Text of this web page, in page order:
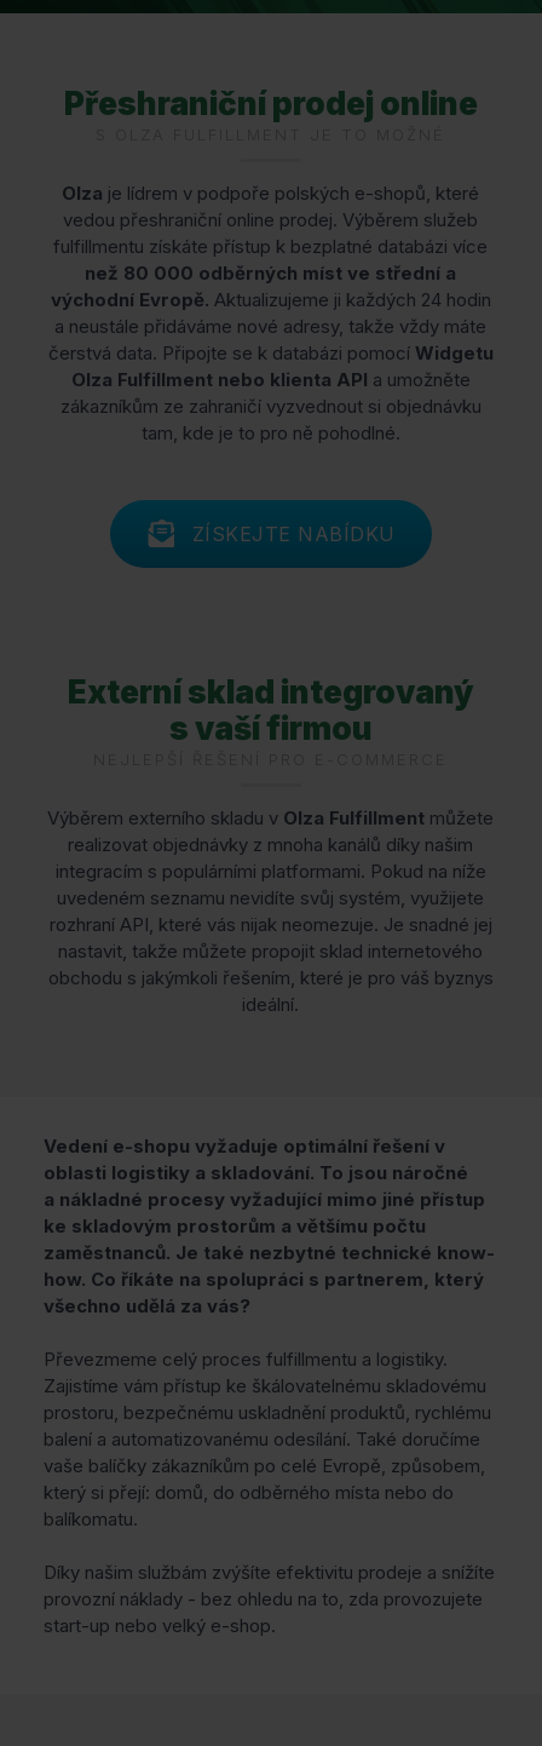
Přeshraniční prodej online
Olza je lídrem v podpoře polských e-shopů, které
vedou přeshraniční online prodej. Výběrem služeb
fulfillmentu získáte přístup k bezplatné databázi více
než 80 000 odběrných míst ve střední a
východní Evropě. Aktualizujeme ji každých 24 hodin
a neustále přidáváme nové adresy, takže vždy máte
čerstvá data. Připojte se k databázi pomocí Widgetu
Olza Fulfillment nebo klienta API a umožněte
zákazníkům ze zahraničí vyzvednout si objednávku
tam, kde je to pro ně pohodlné.
ZÍSKEJTE NABÍDKU
Externí sklad integrovaný
s vaší firmou
Výběrem externího skladu v Olza Fulfillment můžete
realizovat objednávky z mnoha kanálů díky našim
integracím s populárními platformami. Pokud na níže
uvedeném seznamu nevidíte svůj systém, využijete
rozhraní API, které vás nijak neomezuje. Je snadné jej
nastavit, takže můžete propojit sklad internetového
obchodu s jakýmkoli řešením, které je pro váš byznys
ideální.
Vedení e-shopu vyžaduje optimální řešení v
oblasti logistiky a skladování. To jsou náročné
a nákladné procesy vyžadující mimo jiné přístup
ke skladovým prostorům a většímu počtu
zaměstnanců. Je také nezbytné technické know-
how. Co říkáte na spolupráci s partnerem, který
všechno udělá za vás?
Převezmeme celý proces fulfillmentu a logistiky.
Zajistíme vám přístup ke škálovatelnému skladovému
prostoru, bezpečnému uskladnění produktů, rychlému
balení a automatizovanému odesílání. Také doručíme
vaše balíčky zákazníkům po celé Evropě, způsobem,
který si přejí: domů, do odběrného místa nebo do
balíkomatu.
Díky našim službám zvýšíte efektivitu prodeje a snížíte
provozní náklady - bez ohledu na to, zda provozujete
start-up nebo velký e-shop.